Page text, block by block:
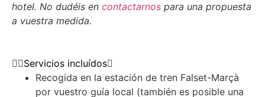
hotel. No dudéis en contactarnos para una propuesta
a vuestra medida.
Servicios incluídos
Recogida en la estación de tren Falset-Marçà
por vuestro guía local (también es posible una